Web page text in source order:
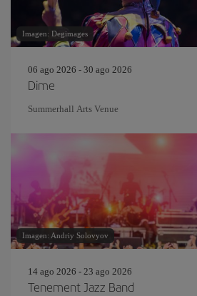
Imagen: Degimages
06 ago 2026 - 30 ago 2026
Dime
Summerhall Arts Venue
Imagen: Andriy Solovyov
14 ago 2026 - 23 ago 2026
Tenement Jazz Band